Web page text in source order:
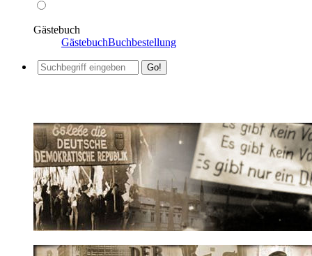
Gästebuch
GästebuchBuchbestellung